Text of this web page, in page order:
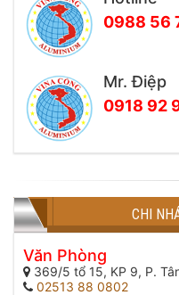
0988 56
Mr. Điệp
0918 92
CHI
Văn Phòng
369/5 tổ 15, KP 9, P.
02513 88 0802